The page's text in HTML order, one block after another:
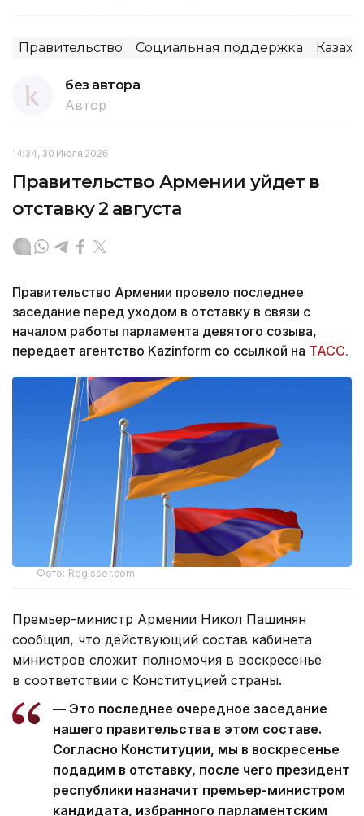
Правительство Социальная поддержка
без автора
Автор
14:34, 30 Июля 2026
Правительство Армении уйдет в
отставку 2 августа
Правительство Армении провело последнее
заседание перед уходом в отставку в связи с
началом работы парламента девятого созыва,
передает агентство Kazinform со ссылкой на ТАСС.
Фото: Regisser.com
Премьер-министр Армении Никол Пашинян
сообщил, что действующий состав кабинета
министров сложит полномочия в воскресенье
в соответствии с Конституцией страны.
— Это последнее очередное заседание
нашего правительства в этом составе.
Согласно Конституции, мы в воскресенье
подадим в отставку, после чего президент
республики назначит премьер-министром
кандидата, избранного парламентским